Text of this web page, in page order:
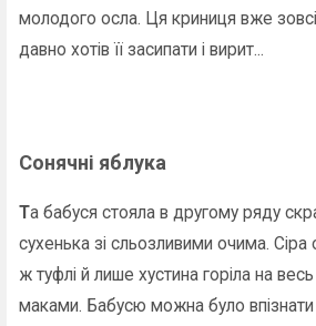
молодого осла. Ця криниця вже
давно хотів її засипати і вирит...
Сонячні яблука
Та бабуся стояла в другому ряду
сухенька зі сльозливими очима. Сіра
ж туфлі й лише хустина горіла на
маками. Бабусю можна було